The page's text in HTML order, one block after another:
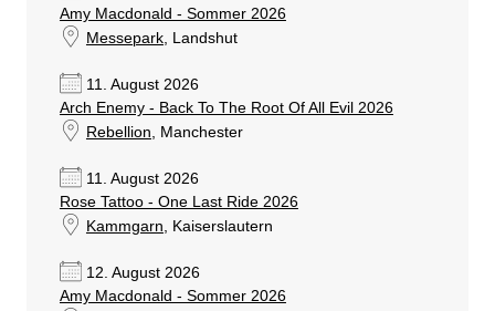
Amy Macdonald - Sommer 2026
Messepark, Landshut
11. August 2026
Arch Enemy - Back To The Root Of All Evil 2026
Rebellion, Manchester
11. August 2026
Rose Tattoo - One Last Ride 2026
Kammgarn, Kaiserslautern
12. August 2026
Amy Macdonald - Sommer 2026